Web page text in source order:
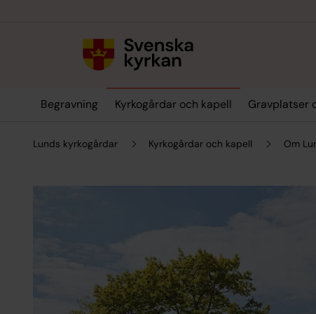
Begravning Kyrkogårdar och kapell Gravplatser
Lunds kyrkogårdar Kyrkogårdar och kapell Om